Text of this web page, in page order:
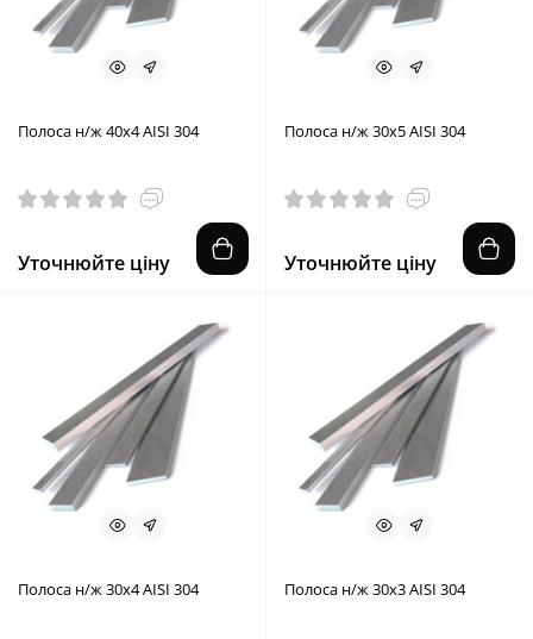
Полоса н/ж 40х4 AISI 304
Уточнюйте ціну
Полоса н/ж 30х5 AISI 304
Уточнюйте ціну
Полоса н/ж 30х4 AISI 304 Полоса н/ж 30х3 AISI 304